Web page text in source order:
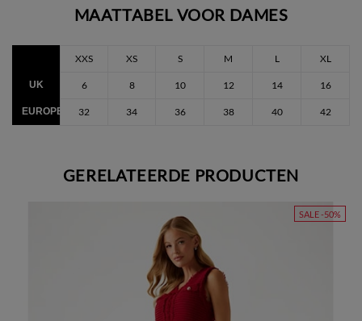
MAATTABEL VOOR DAMES
XXS XS S M L XL
UK 6 8 10 12 14 16
EUROPEES 32 34 36 38 40 42
GERELATEERDE PRODUCTEN
SALE -50%